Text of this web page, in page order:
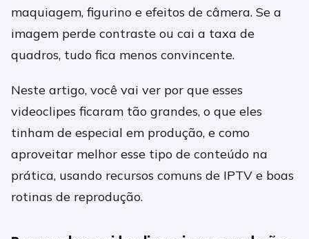
maquiagem, figurino e efeitos de câmera. Se a
imagem perde contraste ou cai a taxa de
quadros, tudo fica menos convincente.
Neste artigo, você vai ver por que esses
videoclipes ficaram tão grandes, o que eles
tinham de especial em produção, e como
aproveitar melhor esse tipo de conteúdo na
prática, usando recursos comuns de IPTV e boas
rotinas de reprodução.